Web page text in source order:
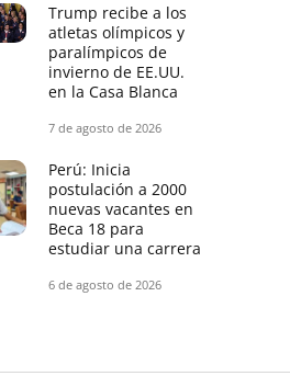
Trump recibe a los
atletas olímpicos y
paralímpicos de
invierno de EE.UU.
en la Casa Blanca
7 de agosto de 2026
Perú: Inicia
postulación a 2000
nuevas vacantes en
Beca 18 para
estudiar una carrera
6 de agosto de 2026